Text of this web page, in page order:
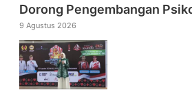
Dorong Pengembangan
9 Agustus 2026